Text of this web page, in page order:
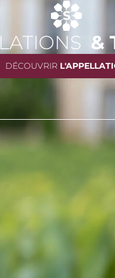
&
DÉCOUVRIR